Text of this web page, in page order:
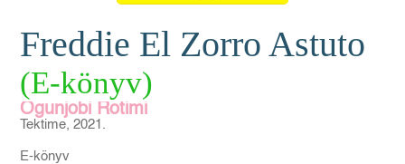
Freddie El Zorro Astuto
(E-könyv)
Ogunjobi Rotimi
Tektime, 2021.
E-könyv